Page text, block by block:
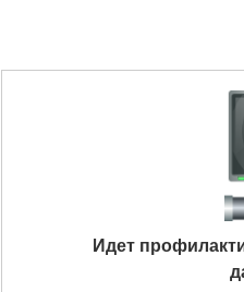
Идет